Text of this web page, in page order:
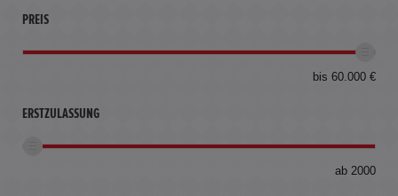
PREIS
bis 60.000 €
ERSTZULASSUNG
ab 2000